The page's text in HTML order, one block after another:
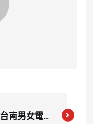
台南男女電梯